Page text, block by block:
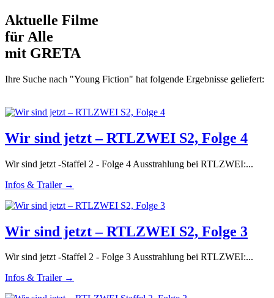
Aktuelle Filme
für Alle
mit GRETA
Ihre Suche nach "Young Fiction" hat folgende Ergebnisse geliefert:
Wir sind jetzt – RTLZWEI S2, Folge 4
Wir sind jetzt -Staffel 2 - Folge 4 Ausstrahlung bei RTLZWEI:...
Infos & Trailer →
Wir sind jetzt – RTLZWEI S2, Folge 3
Wir sind jetzt -Staffel 2 - Folge 3 Ausstrahlung bei RTLZWEI:...
Infos & Trailer →